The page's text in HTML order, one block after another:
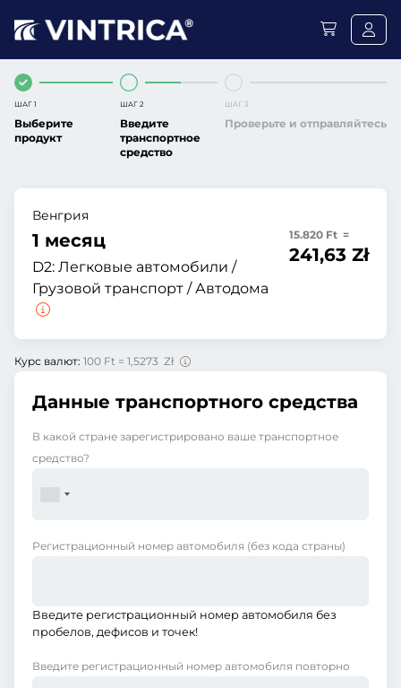
ШАГ 1
Выберите
продукт
ШАГ 2
Введите
транспортное
средство
ШАГ 3
Проверьте и отправляйтесь
Венгрия
1 месяц
D2: Легковые автомобили /
Грузовой транспорт / Автодома
15.820 Ft =
241,63 Zł
Курс валют: 100 Ft = 1,5273 Zł
Данные транспортного средства
В какой стране зарегистрировано ваше транспортное
средство?
Регистрационный номер автомобиля (без кода страны)
Введите регистрационный номер автомобиля без
пробелов, дефисов и точек!
Введите регистрационный номер автомобиля повторно